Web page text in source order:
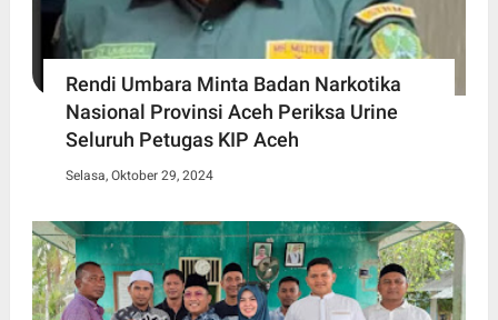
Rendi Umbara Minta Badan Narkotika
Nasional Provinsi Aceh Periksa Urine
Seluruh Petugas KIP Aceh
Selasa, Oktober 29, 2024